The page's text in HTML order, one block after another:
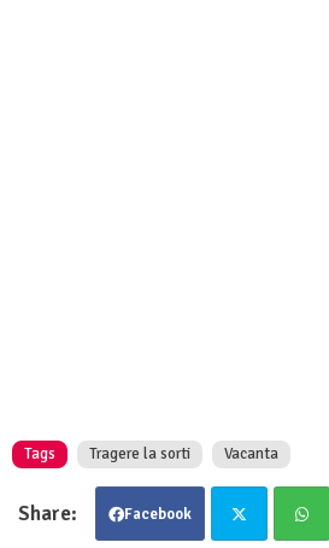
Tags Tragere la sorti Vacanta
Facebook